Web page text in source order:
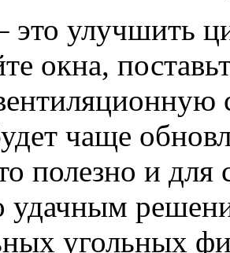
это улучшить
окна,
чаще
полезно и
удачным
угольных